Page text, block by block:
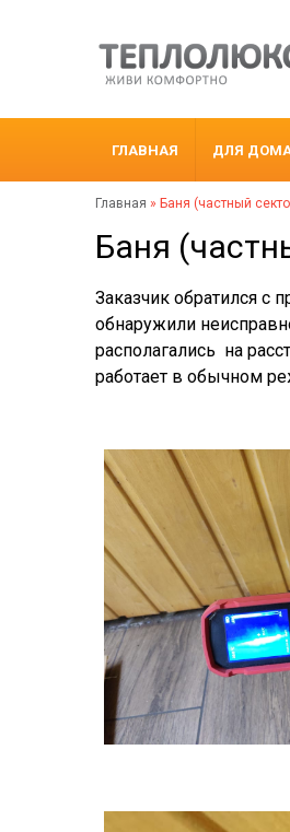
ГЛАВНАЯ ДЛЯ
Главная » Баня (частный
Баня
Заказчик обратился с
обнаружили
располагались на
работает в обычном